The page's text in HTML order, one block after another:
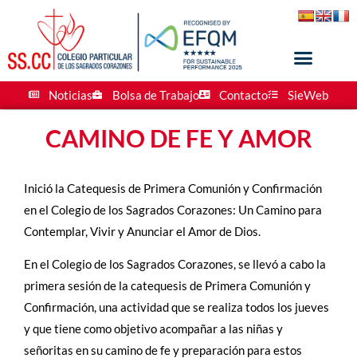
Noticias Bolsa de Trabajo Contacto SieWeb
CAMINO DE FE Y AMOR
Inició la Catequesis de Primera Comunión y Confirmación
en el Colegio de los Sagrados Corazones: Un Camino para
Contemplar, Vivir y Anunciar el Amor de Dios.
En el Colegio de los Sagrados Corazones, se llevó a cabo la
primera sesión de la catequesis de Primera Comunión y
Confirmación, una actividad que se realiza todos los jueves
y que tiene como objetivo acompañar a las niñas y
señoritas en su camino de fe y preparación para estos